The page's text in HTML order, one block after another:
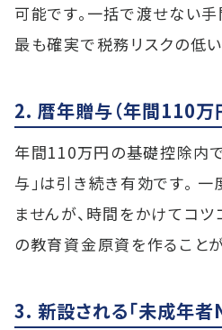
可能です。一括で渡せない
最も確実で税務リスクの低い
2. 暦年贈与（年間110万
年間110万円の基礎控除内
与」は引き続き有効です。
ませんが、時間をかけてコツ
の教育資金原資を作ることが
3. 新設される「未成年者